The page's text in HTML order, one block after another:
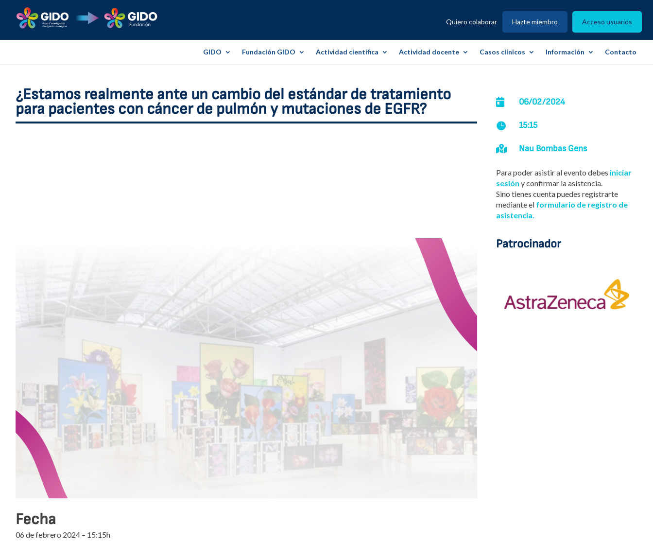
Quiero colaborar Hazte miembro Acceso usuarios
GIDO Fundación GIDO Actividad científica Actividad docente Casos clínicos Información Contacto
¿Estamos realmente ante un cambio del estándar de tratamiento
para pacientes con cáncer de pulmón y mutaciones de EGFR?  06/02/2024
 15:15
 Nau Bombas Gens
Para poder asistir al evento debes iniciar
sesión y confirmar la asistencia.
Sino tienes cuenta puedes registrarte
mediante el formulario de registro de
asistencia.
Fecha
06 de febrero 2024 – 15:15h
Patrocinador